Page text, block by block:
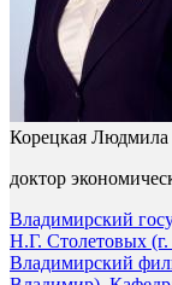
Корецкая
доктор
Владимирский
Н.Г. Столетовых
Владимирский